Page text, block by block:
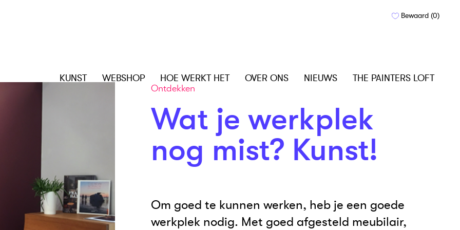
KUNST WEBSHOP HOE WERKT HET OVER ONS NIEUWS THE PAINTERS LOFT
Bewaard (0)
Ontdekken
Wat je werkplek
nog mist? Kunst!
Om goed te kunnen werken, heb je een goede
werkplek nodig. Met goed afgesteld meubilair,